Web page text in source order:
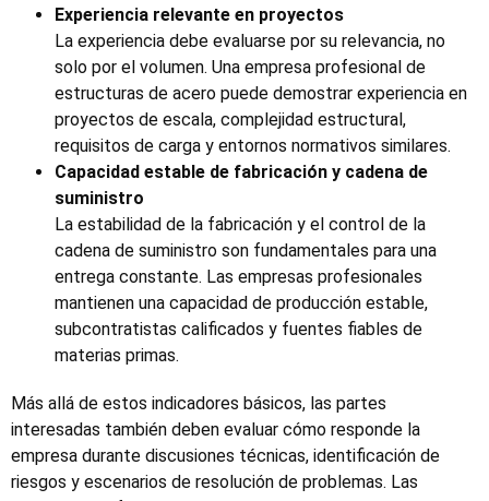
Experiencia relevante en proyectos
La experiencia debe evaluarse por su relevancia, no
solo por el volumen. Una empresa profesional de
estructuras de acero puede demostrar experiencia en
proyectos de escala, complejidad estructural,
requisitos de carga y entornos normativos similares.
Capacidad estable de fabricación y cadena de
suministro
La estabilidad de la fabricación y el control de la
cadena de suministro son fundamentales para una
entrega constante. Las empresas profesionales
mantienen una capacidad de producción estable,
subcontratistas calificados y fuentes fiables de
materias primas.
Más allá de estos indicadores básicos, las partes
interesadas también deben evaluar cómo responde la
empresa durante discusiones técnicas, identificación de
riesgos y escenarios de resolución de problemas. Las